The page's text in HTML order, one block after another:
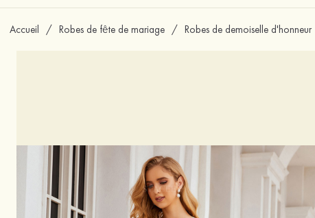
Accueil / Robes de fête de mariage / Robes de demoiselle d'honneur